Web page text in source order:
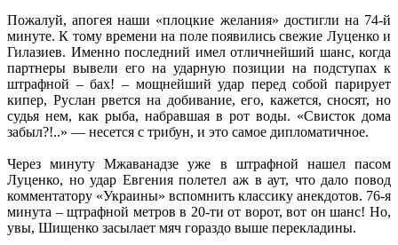
Пожалуй, апогея наши «плоцкие желания» достигли на 74-й
минуте. К тому времени на поле появились свежие Луценко и
Гилазиев. Именно последний имел отличнейший шанс, когда
партнеры вывели его на ударную позиции на подступах к
штрафной – бах! – мощнейший удар перед собой парирует
кипер, Руслан рвется на добивание, его, кажется, сносят, но
судья нем, как рыба, набравшая в рот воды. «Свисток дома
забыл?!..» — несется с трибун, и это самое дипломатичное.
Через минуту Мжаванадзе уже в штрафной нашел пасом
Луценко, но удар Евгения полетел аж в аут, что дало повод
комментатору «Украины» вспомнить классику анекдотов. 76-я
минута – щтрафной метров в 20-ти от ворот, вот он шанс! Но,
увы, Шищенко засылает мяч гораздо выше перекладины.